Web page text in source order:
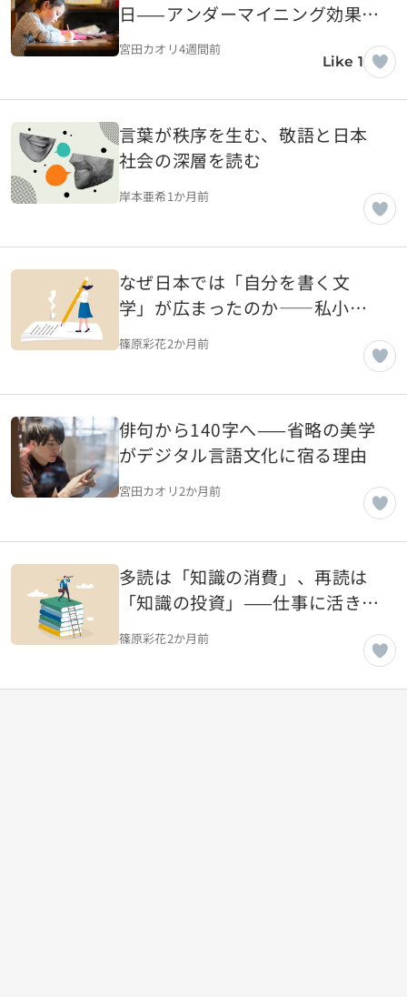
日——アンダーマイニング効果と
内発的動機の話
宮田カオリ4週間前
Like 1
言葉が秩序を生む、敬語と日本
社会の深層を読む
岸本亜希1か月前
なぜ日本では「自分を書く文
学」が広まったのか――私小説
が育てた自己開示文化のルーツ
篠原彩花2か月前
俳句から140字へ——省略の美学
がデジタル言語文化に宿る理由
宮田カオリ2か月前
多読は「知識の消費」、再読は
「知識の投資」——仕事に活きる
読書術の本質
篠原彩花2か月前